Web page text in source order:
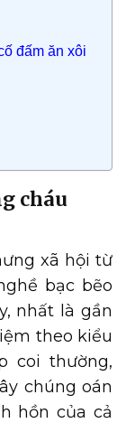
đấm ăn xôi
cháu
xã hội từ
bạc bẽo
nhất là gần
theo kiểu
coi thường,
chúng oán
hồn của cả